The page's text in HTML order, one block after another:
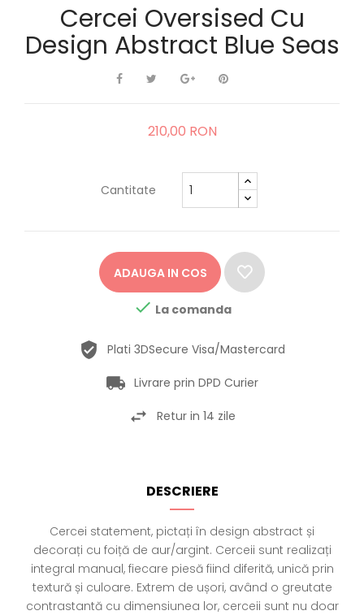
Cercei Oversised Cu
Design Abstract Blue Seas
210,00 RON
Cantitate
ADAUGA IN COS
 La comanda
Plati 3DSecure Visa/Mastercard
Livrare prin DPD Curier
Retur in 14 zile
DESCRIERE
Cercei statement, pictați în design abstract și
decorați cu foiță de aur/argint. Cerceii sunt realizați
integral manual, fiecare piesă fiind diferită, unică prin
textură și culoare. Extrem de ușori, având o greutate
contrastantă cu dimensiunea lor, cerceii sunt nu doar